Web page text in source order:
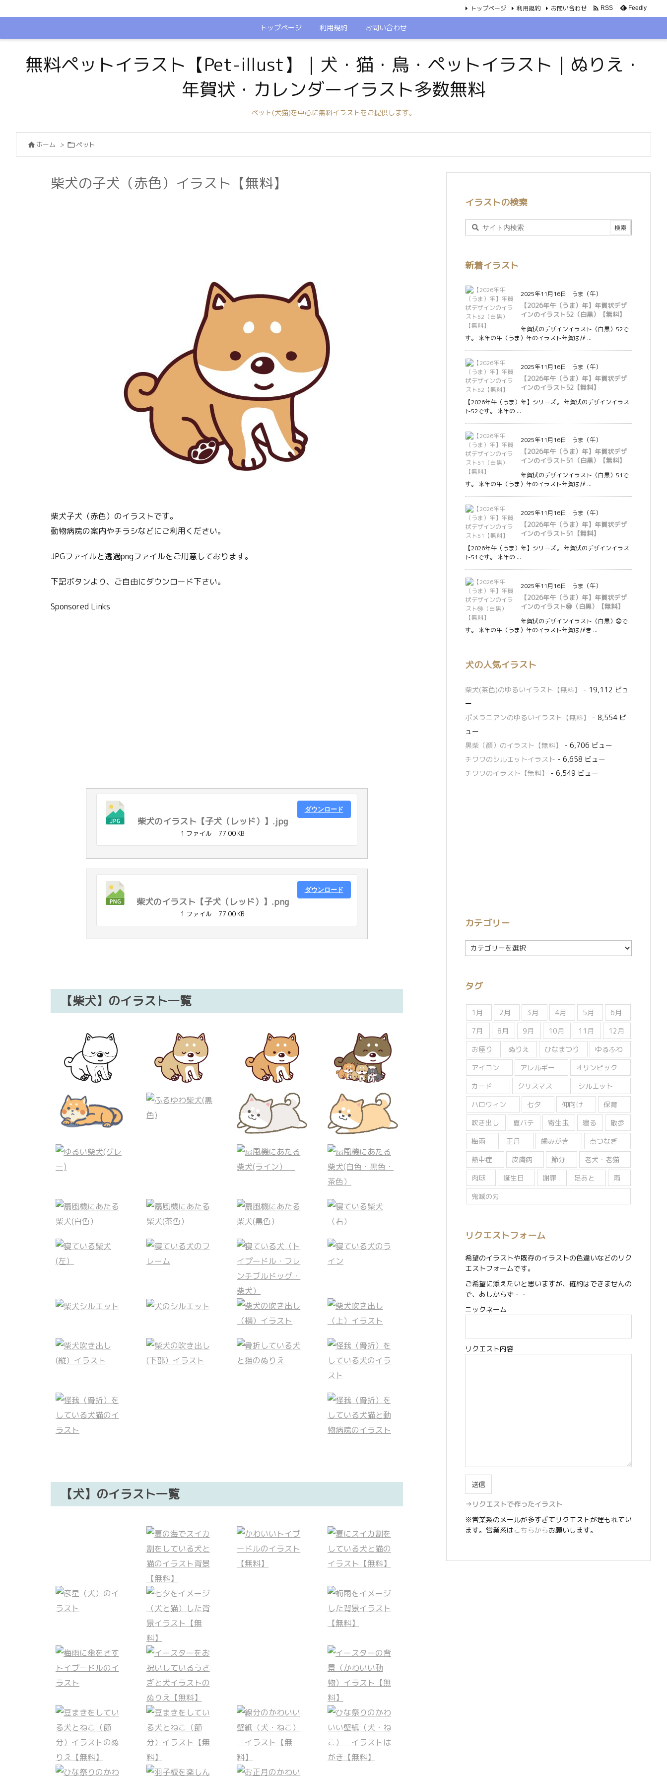
トップページ 利用規約 お問い合わせ
トップページ 利用規約 お問い合わせ  RSS Feedly
無料ペットイラスト【Pet-illust】｜犬・猫・鳥・ペットイラスト｜ぬりえ・
年賀状・カレンダーイラスト多数無料
ペット(犬猫)を中心に無料イラストをご提供します。
 ホーム > ペット
柴犬の子犬（赤色）イラスト【無料】
柴犬子犬（赤色）のイラストです。
動物病院の案内やチラシなどにご利用ください。
JPGファイルと透過pngファイルをご用意しております。
下記ボタンより、ご自由にダウンロード下さい。
Sponsored Links
柴犬のイラスト【子犬（レッド）】.jpg
1 ファイル 77.00 KB
ダウンロード
柴犬のイラスト【子犬（レッド）】.png
1 ファイル 77.00 KB
ダウンロード
【柴犬】のイラスト一覧
【犬】のイラスト一覧
イラストの検索
新着イラスト
2025年11月16日 : うま（午）
【2026年午（うま）年】年賀状デザ
インのイラスト52（白黒）【無料】
年賀状のデザインイラスト（白黒）52で
す。 来年の午（うま）年のイラスト年賀はが ...
2025年11月16日 : うま（午）
【2026年午（うま）年】年賀状デザ
インのイラスト52【無料】
【2026年午（うま）年】シリーズ。 年賀状のデザインイラス
ト52です。 来年の ...
2025年11月16日 : うま（午）
【2026年午（うま）年】年賀状デザ
インのイラスト51（白黒）【無料】
年賀状のデザインイラスト（白黒）51で
す。 来年の午（うま）年のイラスト年賀はが ...
2025年11月16日 : うま（午）
【2026年午（うま）年】年賀状デザ
インのイラスト51【無料】
【2026年午（うま）年】シリーズ。 年賀状のデザインイラス
ト51です。 来年の ...
2025年11月16日 : うま（午）
【2026年午（うま）年】年賀状デザ
インのイラスト㊿（白黒）【無料】
年賀状のデザインイラスト（白黒）㊿で
す。 来年の午（うま）年のイラスト年賀はがき ...
犬の人気イラスト
柴犬(茶色)のゆるいイラスト【無料】
- 19,112 ビュ
ー
ポメラニアンのゆるいイラスト【無料】
- 8,554 ビ
ュー
黒柴（顔）のイラスト【無料】
- 6,706 ビュー
チワワのシルエットイラスト - 6,658 ビュー
チワワのイラスト【無料】
- 6,549 ビュー
カテゴリー
カ
テ
ー
タグ
1月 2月 3月 4月 5月
6月
7月
8月 9月 10月 11月
12月
お座り
ぬりえ ひなまつり
ゆるふわ
アイコン
アレルギー
オリンピック
カード
クリスマス
シルエット
ハロウィン
七夕 仰向け
保育
吹き出し
夏バテ 寄生虫 寝る
散歩
梅雨
正月 歯みがき
点つなぎ
熱中症
皮膚病 節分
老犬・老猫
肉球
誕生日 謝罪 足あと
雨
鬼滅の刃
リクエストフォーム
希望のイラストや既存のイラストの色違いなどのリク
エストフォームです。
ご希望に添えたいと思いますが、確約はできませんの
で、あしからず・・
ニックネーム
リクエスト内容
→リクエストで作ったイラスト
※営業系のメールが多すぎてリクエストが埋もれてい
ます。営業系はこちらからお願いします。